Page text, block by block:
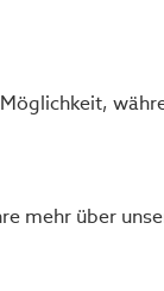
mehr über